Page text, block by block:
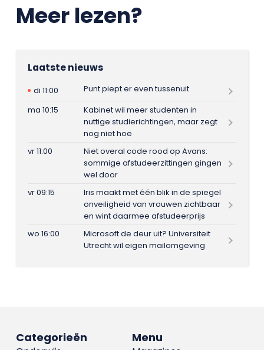
Meer lezen?
Laatste nieuws
di 11:00
Punt piept er even tussenuit
ma 10:15
Kabinet wil meer studenten in
nuttige studierichtingen, maar zegt
nog niet hoe
vr 11:00
Niet overal code rood op Avans:
sommige afstudeerzittingen gingen
wel door
vr 09:15
Iris maakt met één blik in de spiegel
onveiligheid van vrouwen zichtbaar
en wint daarmee afstudeerprijs
wo 16:00
Microsoft de deur uit? Universiteit
Utrecht wil eigen mailomgeving
Menu
Categorieën